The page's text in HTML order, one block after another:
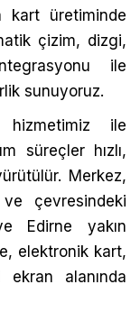
kart üretiminde
çizim, dizgi,
ile
sunuyoruz.
hizmetimiz ile
süreçler hızlı,
Merkez,
çevresindeki
Edirne yakın
elektronik kart,
alanında